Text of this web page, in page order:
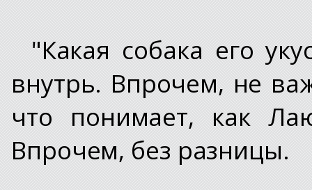
"Какая собака его
внутрь. Впрочем, не
что понимает, как
Впрочем, без разницы.